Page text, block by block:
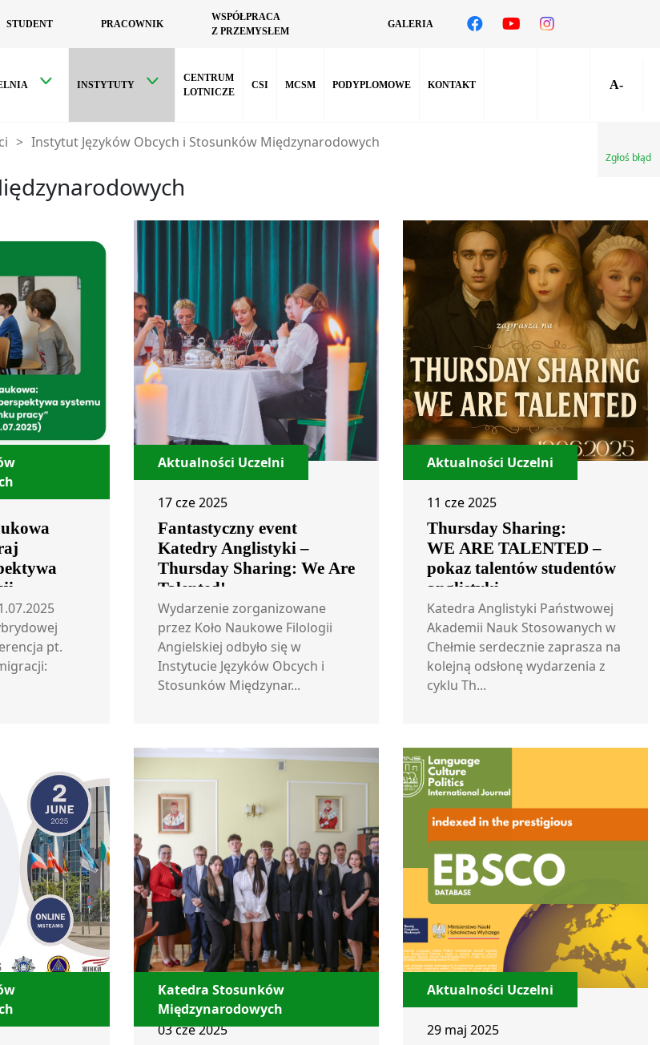
STUDENT PRACOWNIK
WSPÓŁPRACA
Z PRZEMYSŁEM
GALERIA
INSTYTUTY
CENTRUM
LOTNICZE
CSI MCSM PODYPLOMOWE KONTAKT A-
Zgłoś błąd
> Instytut Języków Obcych i Stosunków Międzynarodowych
pt.
Aktualności Uczelni
17 cze 2025
Fantastyczny event
Katedry Anglistyki –
Thursday Sharing: We Are
Talented!
Wydarzenie zorganizowane
przez Koło Naukowe Filologii
Angielskiej odbyło się w
Instytucie Języków Obcych i
Stosunków Międzynar...
Aktualności Uczelni
11 cze 2025
Thursday Sharing:
WE ARE TALENTED –
pokaz talentów studentów
anglistyki
Katedra Anglistyki Państwowej
Akademii Nauk Stosowanych w
Chełmie serdecznie zaprasza na
kolejną odsłonę wydarzenia z
cyklu Th...
Katedra Stosunków
Międzynarodowych
03 cze 2025
Aktualności Uczelni
29 maj 2025